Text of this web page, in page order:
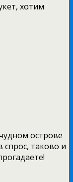
хотим
острове
спрос, таково и